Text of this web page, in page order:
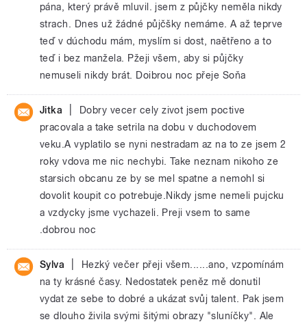
pána, který právě mluvil. jsem z půjčky neměla nikdy
strach. Dnes už žádné půjčšky nemáme. A až teprve
teď v dúchodu mám, myslím si dost, naětřeno a to
teď i bez manžela. Pžeji všem, aby si půjčky
nemuseli nikdy brát. Doibrou noc přeje Soňa
Jitka
Dobry vecer cely zivot jsem poctive
pracovala a take setrila na dobu v duchodovem
veku.A vyplatilo se nyni nestradam az na to ze jsem 2
roky vdova me nic nechybi. Take neznam nikoho ze
starsich obcanu ze by se mel spatne a nemohl si
dovolit koupit co potrebuje.Nikdy jsme nemeli pujcku
a vzdycky jsme vychazeli. Preji vsem to same
.dobrou noc
Sylva
Hezký večer přeji všem......ano, vzpomínám
na ty krásné časy. Nedostatek peněz mě donutil
vydat ze sebe to dobré a ukázat svůj talent. Pak jsem
se dlouho živila svými šitými obrazy "sluníčky". Ale